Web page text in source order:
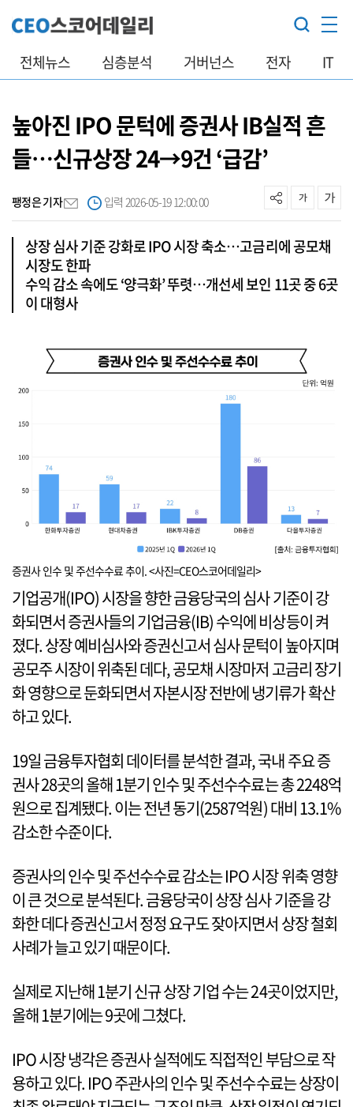
전체뉴스 심층분석 거버넌스 전자 IT
높아진 IPO 문턱에 증권사 IB실적 흔
들…신규상장 24→9건 ‘급감’
팽정은 기자 입력 2026-05-19 12:00:00
상장 심사 기준 강화로 IPO 시장 축소…고금리에 공모채
시장도 한파
수익 감소 속에도 ‘양극화’ 뚜렷…개선세 보인 11곳 중 6곳
이 대형사
증권사 인수 및 주선수수료 추이. <사진=CEO스코어데일리>
기업공개(IPO) 시장을 향한 금융당국의 심사 기준이 강
화되면서 증권사들의 기업금융(IB) 수익에 비상등이 켜
졌다. 상장 예비심사와 증권신고서 심사 문턱이 높아지며
공모주 시장이 위축된 데다, 공모채 시장마저 고금리 장기
화 영향으로 둔화되면서 자본시장 전반에 냉기류가 확산
하고 있다.
19일 금융투자협회 데이터를 분석한 결과, 국내 주요 증
권사 28곳의 올해 1분기 인수 및 주선수수료는 총 2248억
원으로 집계됐다. 이는 전년 동기(2587억원) 대비 13.1%
감소한 수준이다.
증권사의 인수 및 주선수수료 감소는 IPO 시장 위축 영향
이 큰 것으로 분석된다. 금융당국이 상장 심사 기준을 강
화한 데다 증권신고서 정정 요구도 잦아지면서 상장 철회
사례가 늘고 있기 때문이다.
실제로 지난해 1분기 신규 상장 기업 수는 24곳이었지만,
올해 1분기에는 9곳에 그쳤다.
IPO 시장 냉각은 증권사 실적에도 직접적인 부담으로 작
용하고 있다. IPO 주관사의 인수 및 주선수수료는 상장이